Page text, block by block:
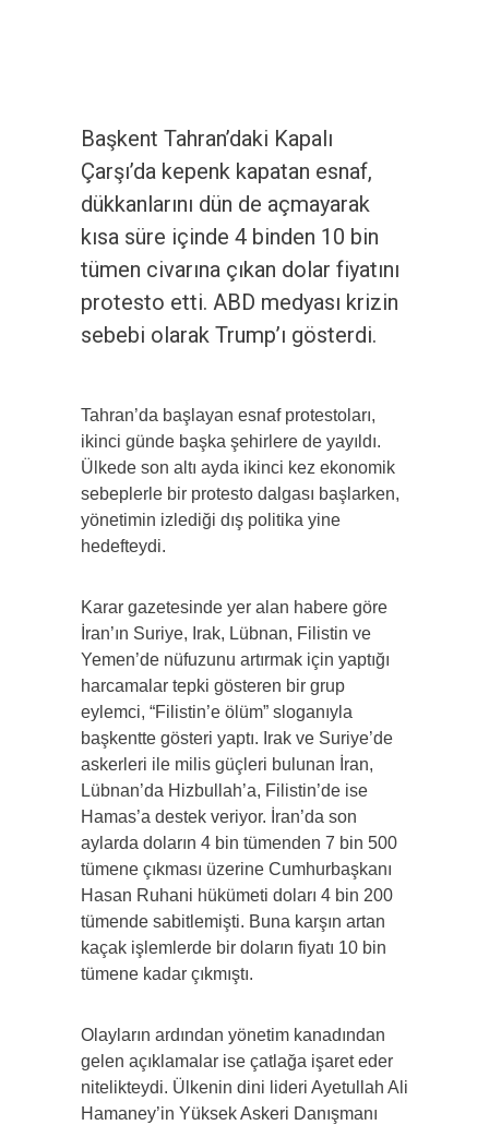
Başkent Tahran’daki Kapalı
Çarşı’da kepenk kapatan esnaf,
dükkanlarını dün de açmayarak
kısa süre içinde 4 binden 10 bin
tümen civarına çıkan dolar fiyatını
protesto etti. ABD medyası krizin
sebebi olarak Trump’ı gösterdi.
Tahran’da başlayan esnaf protestoları,
ikinci günde başka şehirlere de yayıldı.
Ülkede son altı ayda ikinci kez ekonomik
sebeplerle bir protesto dalgası başlarken,
yönetimin izlediği dış politika yine
hedefteydi.
Karar gazetesinde yer alan habere göre
İran’ın Suriye, Irak, Lübnan, Filistin ve
Yemen’de nüfuzunu artırmak için yaptığı
harcamalar tepki gösteren bir grup
eylemci, “Filistin’e ölüm” sloganıyla
başkentte gösteri yaptı. Irak ve Suriye’de
askerleri ile milis güçleri bulunan İran,
Lübnan’da Hizbullah’a, Filistin’de ise
Hamas’a destek veriyor. İran’da son
aylarda doların 4 bin tümenden 7 bin 500
tümene çıkması üzerine Cumhurbaşkanı
Hasan Ruhani hükümeti doları 4 bin 200
tümende sabitlemişti. Buna karşın artan
kaçak işlemlerde bir doların fiyatı 10 bin
tümene kadar çıkmıştı.
Olayların ardından yönetim kanadından
gelen açıklamalar ise çatlağa işaret eder
nitelikteydi. Ülkenin dini lideri Ayetullah Ali
Hamaney’in Yüksek Askeri Danışmanı